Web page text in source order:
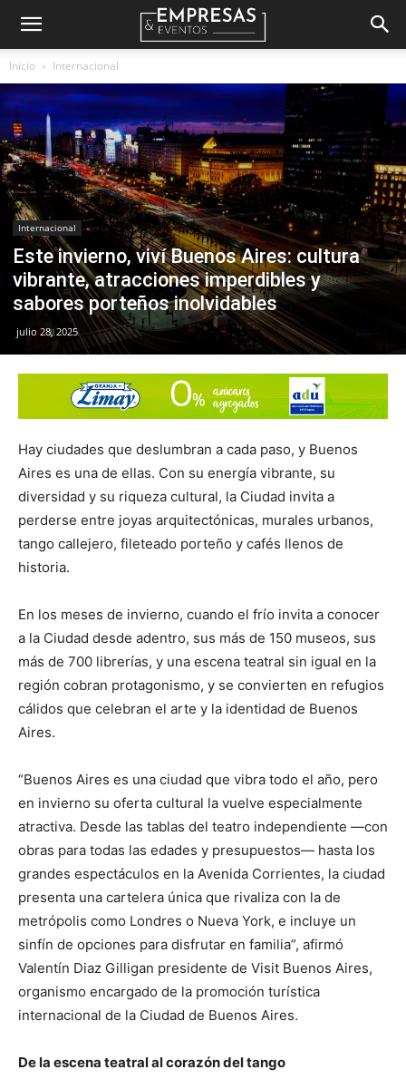
Empresas
&
Eventos
Inicio Internacional
Internacional
Este invierno, viví Buenos Aires: cultura
vibrante, atracciones imperdibles y
sabores porteños inolvidables
julio 28, 2025
Hay ciudades que deslumbran a cada paso, y Buenos
Aires es una de ellas. Con su energía vibrante, su
diversidad y su riqueza cultural, la Ciudad invita a
perderse entre joyas arquitectónicas, murales urbanos,
tango callejero, fileteado porteño y cafés llenos de
historia.
En los meses de invierno, cuando el frío invita a conocer
a la Ciudad desde adentro, sus más de 150 museos, sus
más de 700 librerías, y una escena teatral sin igual en la
región cobran protagonismo, y se convierten en refugios
cálidos que celebran el arte y la identidad de Buenos
Aires.
“Buenos Aires es una ciudad que vibra todo el año, pero
en invierno su oferta cultural la vuelve especialmente
atractiva. Desde las tablas del teatro independiente —con
obras para todas las edades y presupuestos— hasta los
grandes espectáculos en la Avenida Corrientes, la ciudad
presenta una cartelera única que rivaliza con la de
metrópolis como Londres o Nueva York, e incluye un
sinfín de opciones para disfrutar en familia”, afirmó
Valentín Diaz Gilligan presidente de Visit Buenos Aires,
organismo encargado de la promoción turística
internacional de la Ciudad de Buenos Aires.
De la escena teatral al corazón del tango